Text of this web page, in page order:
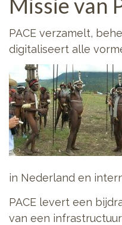
Missie van
PACE verzamelt,
digitaliseert alle
in Nederland en
PACE levert een
van een